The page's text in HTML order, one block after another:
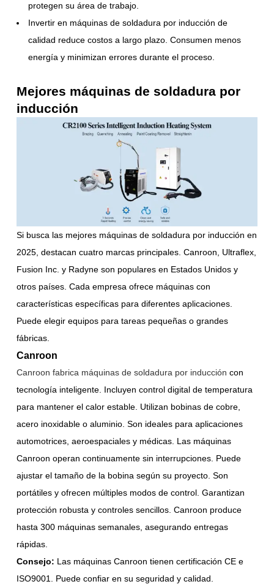
protegen su área de trabajo.
Invertir en máquinas de soldadura por inducción de
calidad reduce costos a largo plazo. Consumen menos
energía y minimizan errores durante el proceso.
Mejores máquinas de soldadura por
inducción
Si busca las mejores máquinas de soldadura por inducción en
2025, destacan cuatro marcas principales. Canroon, Ultraflex,
Fusion Inc. y Radyne son populares en Estados Unidos y
otros países. Cada empresa ofrece máquinas con
características específicas para diferentes aplicaciones.
Puede elegir equipos para tareas pequeñas o grandes
fábricas.
Canroon
Canroon fabrica máquinas de soldadura por inducción con
tecnología inteligente. Incluyen control digital de temperatura
para mantener el calor estable. Utilizan bobinas de cobre,
acero inoxidable o aluminio. Son ideales para aplicaciones
automotrices, aeroespaciales y médicas. Las máquinas
Canroon operan continuamente sin interrupciones. Puede
ajustar el tamaño de la bobina según su proyecto. Son
portátiles y ofrecen múltiples modos de control. Garantizan
protección robusta y controles sencillos. Canroon produce
hasta 300 máquinas semanales, asegurando entregas
rápidas.
Consejo: Las máquinas Canroon tienen certificación CE e
ISO9001. Puede confiar en su seguridad y calidad.